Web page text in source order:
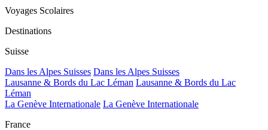
Voyages Scolaires
Destinations
Suisse
Dans les Alpes Suisses Dans les Alpes Suisses
Lausanne & Bords du Lac Léman Lausanne & Bords du Lac
Léman
La Genève Internationale La Genève Internationale
France